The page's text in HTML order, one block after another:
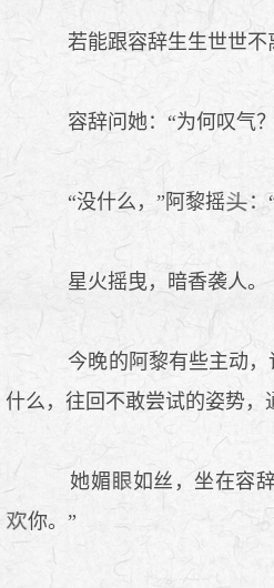
若能跟容辞生生世世不
容辞问她：“为何叹气
“没什么，”阿黎摇 ：
星火摇曳，暗香袭人。
今晚的阿黎有些主动，
什么，往回不敢尝试的姿势，
她媚 如丝，坐在容
你。”